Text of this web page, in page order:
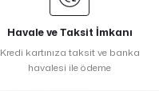
Havale ve Taksit İmkanı
Kredi kartınıza taksit ve banka
havalesi ile ödeme